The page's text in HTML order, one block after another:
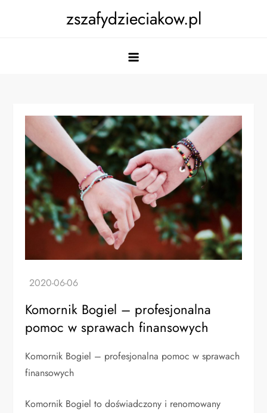
zszafydzieciakow.pl
Komornik Bogiel – profesjonalna
pomoc w sprawach finansowych
Komornik Bogiel – profesjonalna pomoc w sprawach
finansowych
Komornik Bogiel to doświadczony i renomowany